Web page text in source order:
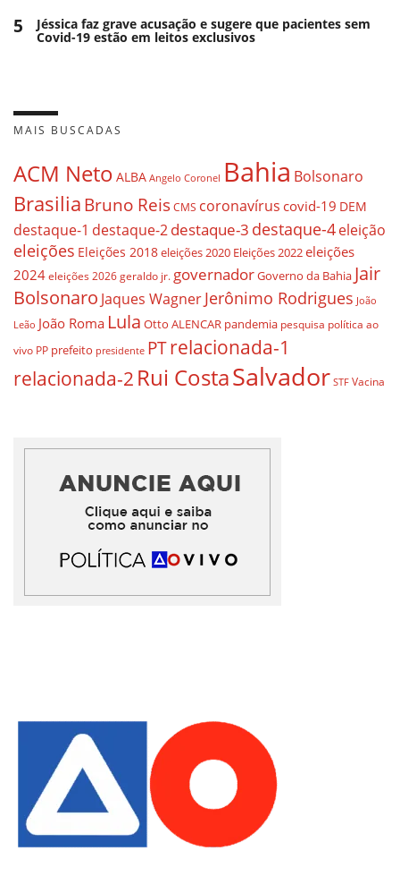
5 Jéssica faz grave acusação e sugere que pacientes sem
Covid-19 estão em leitos exclusivos
MAIS BUSCADAS
ACM Neto ALBA Angelo Coronel Bahia Bolsonaro
BrasiliaBruno ReisCMS coronavírus covid-19 DEM
destaque-1 destaque-2destaque-3 destaque-4eleição
eleições Eleições 2018eleições 2020 Eleições 2022eleições
2024 eleições 2026 geraldo jr. governadorGoverno da Bahia Jair
Bolsonaro Jaques WagnerJerônimo Rodrigues João
Leão João Roma Lula Otto ALENCAR pandemia pesquisa política ao
vivo PP prefeito presidente PTrelacionada-1
relacionada-2 Rui CostaSalvador STF Vacina